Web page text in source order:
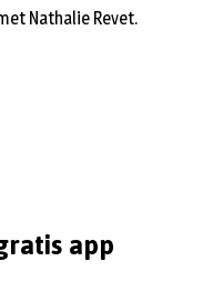
Nathalie Revet.
app